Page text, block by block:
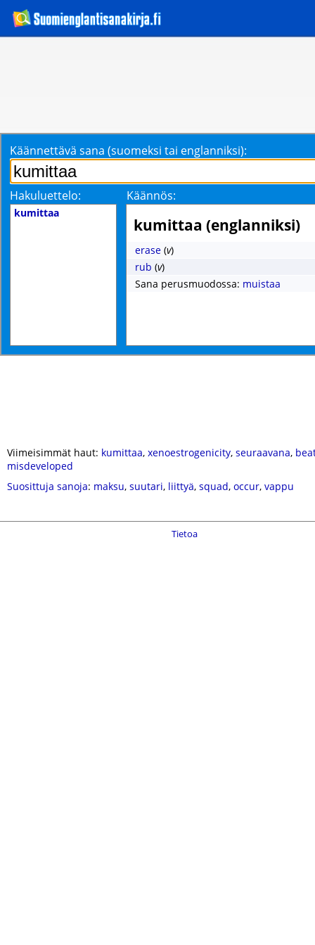
Käännettävä sana (suomeksi tai englanniksi):
Hakuluettelo: Käännös:
kumittaa
kumittaa (englanniksi)
erase (v)
rub (v)
Sana perusmuodossa: muistaa
Viimeisimmät haut: kumittaa, xenoestrogenicity, seuraavana,
misdeveloped
Suosittuja sanoja: maksu, suutari, liittyä, squad, occur, vappu
Tietoa